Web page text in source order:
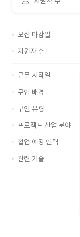
모집 마감일
지원자 수
근무 시작일
구인 배경
구인 유형
프로젝트 산업 분야
협업 예정 인력
관련 기술